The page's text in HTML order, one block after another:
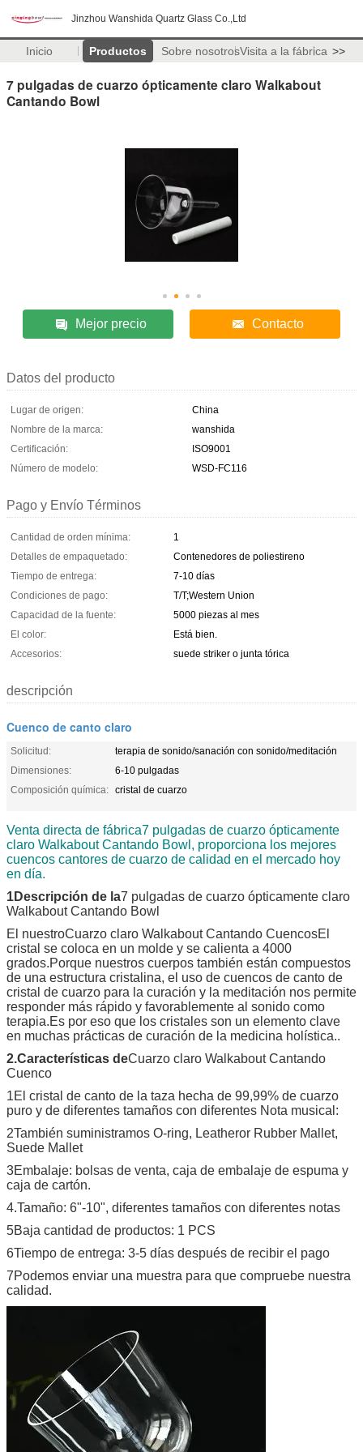
Jinzhou Wanshida Quartz Glass Co.,Ltd
Inicio Productos Sobre nosotrosVisita a la fábrica >>
7 pulgadas de cuarzo ópticamente claro Walkabout
Cantando Bowl
Mejor precio Contacto
Datos del producto
Lugar de origen:
China
Nombre de la marca:
wanshida
Certificación:
ISO9001
Número de modelo:
WSD-FC116
Pago y Envío Términos
Cantidad de orden mínima:
1
Detalles de empaquetado:
Contenedores de poliestireno
Tiempo de entrega:
7-10 días
Condiciones de pago:
T/T;Western Union
Capacidad de la fuente:
5000 piezas al mes
El color:
Está bien.
Accesorios:
suede striker o junta tórica
descripción
Cuenco de canto claro
Solicitud:
terapia de sonido/sanación con sonido/meditación
Dimensiones:
6-10 pulgadas
Composición química: cristal de cuarzo
Venta directa de fábrica7 pulgadas de cuarzo ópticamente
claro Walkabout Cantando Bowl , proporciona los mejores
cuencos cantores de cuarzo de calidad en el mercado hoy
en día.
1Descripción de la7 pulgadas de cuarzo ópticamente claro
Walkabout Cantando Bowl
El nuestroCuarzo claro Walkabout Cantando CuencosEl
cristal se coloca en un molde y se calienta a 4000
grados.Porque nuestros cuerpos también están compuestos
de una estructura cristalina, el uso de cuencos de canto de
cristal de cuarzo para la curación y la meditación nos permite
responder más rápido y favorablemente al sonido como
terapia.Es por eso que los cristales son un elemento clave
en muchas prácticas de curación de la medicina holística..
2.Características deCuarzo claro Walkabout Cantando
Cuenco
1El cristal de canto de la taza hecha de 99,99% de cuarzo
puro y de diferentes tamaños con diferentes Nota musical:
2También suministramos O-ring, Leatheror Rubber Mallet,
Suede Mallet
3Embalaje: bolsas de venta, caja de embalaje de espuma y
caja de cartón.
4.Tamaño: 6"-10", diferentes tamaños con diferentes notas
5Baja cantidad de productos: 1 PCS
6Tiempo de entrega: 3-5 días después de recibir el pago
7Podemos enviar una muestra para que compruebe nuestra
calidad.